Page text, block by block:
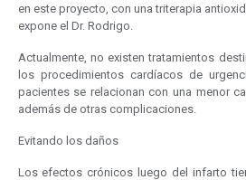
en este proyecto, con una triterapia
expone el Dr. Rodrigo.
Actualmente, no existen tratamientos
los procedimientos cardíacos de
pacientes se relacionan con una menor
además de otras complicaciones.
Evitando los daños
Los efectos crónicos luego del infarto